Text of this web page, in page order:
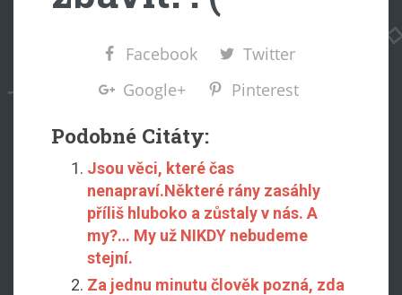
Facebook
Twitter
Google+
Pinterest
Podobné Citáty:
Jsou věci, které čas
nenapraví.Některé rány zasáhly
příliš hluboko a zůstaly v nás. A
my?… My už NIKDY nebudeme
stejní.
Za jednu minutu člověk pozná, zda